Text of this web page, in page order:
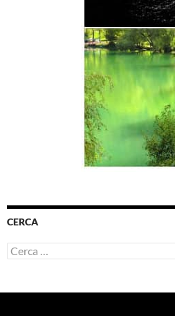
CERCA
Ricerca
per: